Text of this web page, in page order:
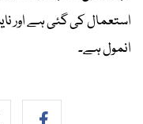
استعمال کی گئی ہے اور
انمول ہے۔